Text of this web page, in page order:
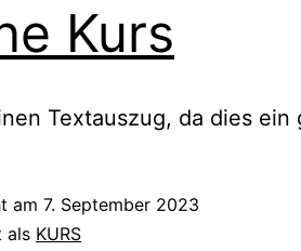
Kurs
Textauszug, da dies
am 7. September 2023
als KURS